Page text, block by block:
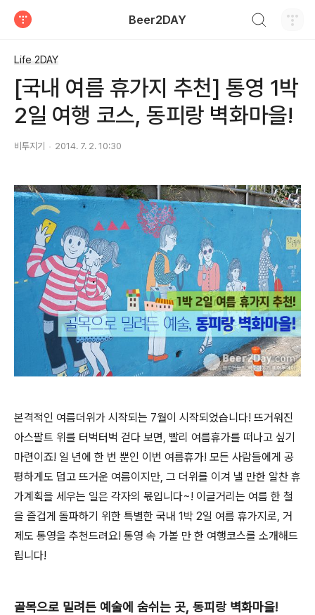
Beer2DAY
Life 2DAY
[국내 여름 휴가지 추천] 통영 1박
2일 여행 코스, 동피랑 벽화마을!
비투지기 2014. 7. 2. 10:30
본격적인 여름더위가 시작되는 7월이 시작되었습니다! 뜨거워진
아스팔트 위를 터벅터벅 걷다 보면, 빨리 여름휴가를 떠나고 싶기
마련이죠! 일 년에 한 번 뿐인 이번 여름휴가! 모든 사람들에게 공
평하게도 덥고 뜨거운 여름이지만, 그 더위를 이겨 낼 만한 알찬 휴
가계획을 세우는 일은 각자의 몫입니다~! 이글거리는 여름 한 철
을 즐겁게 돌파하기 위한 특별한 국내 1박 2일 여름 휴가지로, 거
제도 통영을 추천드려요! 통영 속 가볼 만 한 여행코스를 소개해드
립니다!
골목으로 밀려든 예술에 숨쉬는 곳, 동피랑 벽화마을!